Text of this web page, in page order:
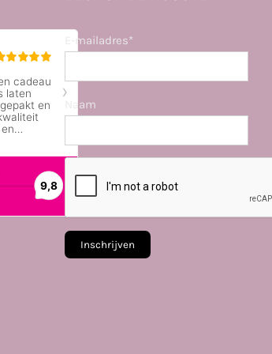
E-mailadres*
Naam